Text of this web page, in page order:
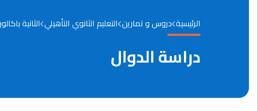
الرئيسية دروس و تمارين التعليم الثانوي التأهيلي الثانية
دراسة الدوال